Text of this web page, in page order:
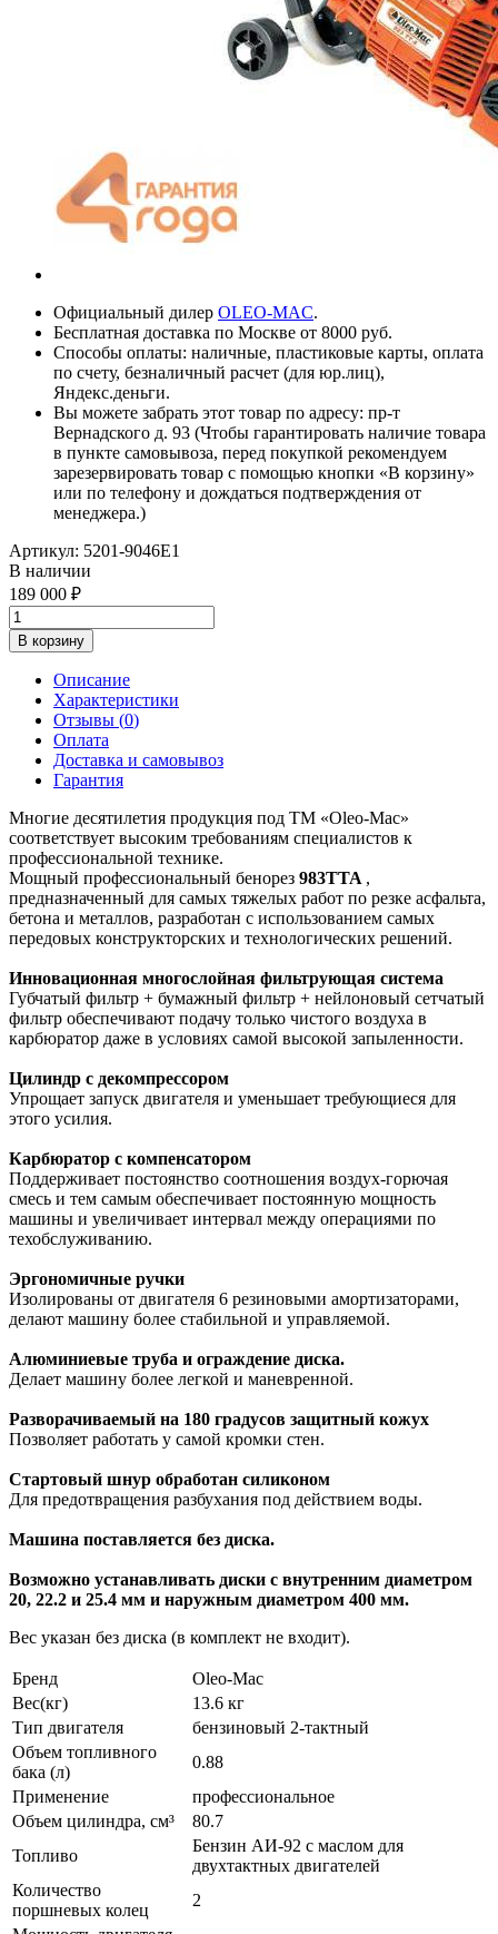
Официальный дилер OLEO-MAC.
Бесплатная доставка по Москве от 8000 руб.
Способы оплаты: наличные, пластиковые карты, оплата
по счету, безналичный расчет (для юр.лиц),
Яндекс.деньги.
Вы можете забрать этот товар по адресу: пр-т
Вернадского д. 93 (Чтобы гарантировать наличие товара
в пункте самовывоза, перед покупкой рекомендуем
зарезервировать товар с помощью кнопки «В корзину»
или по телефону и дождаться подтверждения от
менеджера.)
Артикул: 5201-9046E1
В наличии
189 000
В корзину
Описание
Характеристики
Отзывы (0)
Оплата
Доставка и самовывоз
Гарантия
Многие десятилетия продукция под ТМ «Oleo-Mac»
соответствует высоким требованиям специалистов к
профессиональной технике.
Мощный профессиональный бенорез 983TTA ,
предназначенный для самых тяжелых работ по резке асфальта,
бетона и металлов, разработан с использованием самых
передовых конструкторских и технологических решений.
Инновационная многослойная фильтрующая система
Губчатый фильтр + бумажный фильтр + нейлоновый сетчатый
фильтр обеспечивают подачу только чистого воздуха в
карбюратор даже в условиях самой высокой запыленности.
Цилиндр с декомпрессором
Упрощает запуск двигателя и уменьшает требующиеся для
этого усилия.
Карбюратор с компенсатором
Поддерживает постоянство соотношения воздух-горючая
смесь и тем самым обеспечивает постоянную мощность
машины и увеличивает интервал между операциями по
техобслуживанию.
Эргономичные ручки
Изолированы от двигателя 6 резиновыми амортизаторами,
делают машину более стабильной и управляемой.
Алюминиевые труба и ограждение диска.
Делает машину более легкой и маневренной.
Разворачиваемый на 180 градусов защитный кожух
Позволяет работать у самой кромки стен.
Стартовый шнур обработан силиконом
Для предотвращения разбухания под действием воды.
Машина поставляется без диска.
Возможно устанавливать диски с внутренним диаметром
20, 22.2 и 25.4 мм и наружным диаметром 400 мм.
Вес указан без диска (в комплект не входит).
Бренд
Oleo-Mac
Вес(кг)
13.6 кг
Тип двигателя
бензиновый 2-тактный
Объем топливного
бака (л)
0.88
Применение
профессиональное
Объем цилиндра, см³
80.7
Топливо
Бензин АИ-92 с маслом для
двухтактных двигателей
Количество
поршневых колец
2